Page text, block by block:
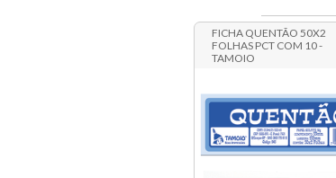
FICHA QUENTÃO 50X2
FOLHAS PCT COM 10 -
TAMOIO